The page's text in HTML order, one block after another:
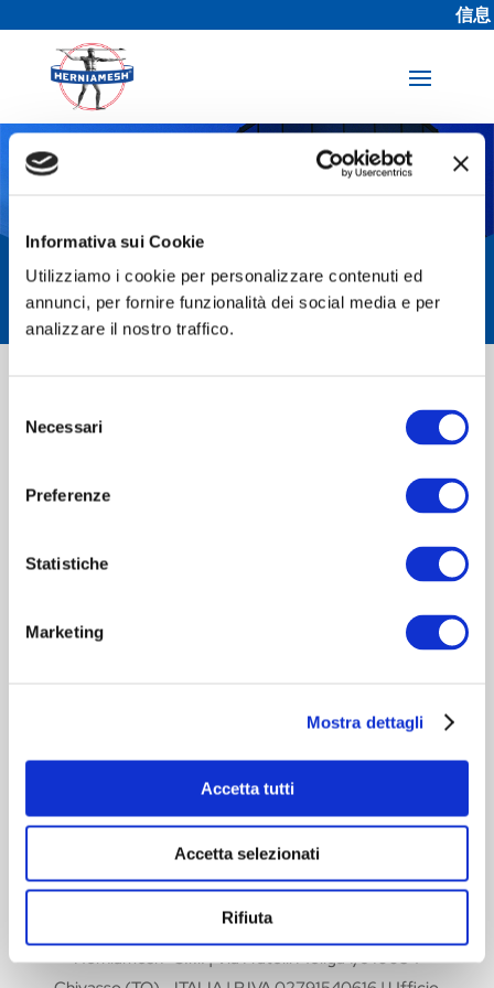
Informativa sui Cookie
Utilizziamo i cookie per personalizzare contenuti ed
annunci, per fornire funzionalità dei social media e per
analizzare il nostro traffico.
delNecessari
Preferenze
Statistiche
Marketing
Mostra dettagli
Accetta tutti
Accetta selezionati
Rifiuta
信息
经销商专区
Cookie 政策-隐私政策-致患者信息
安全性和临床表现摘要
Herniamesh® S.r.l. | Via Fratelli Meliga 1/c 10034